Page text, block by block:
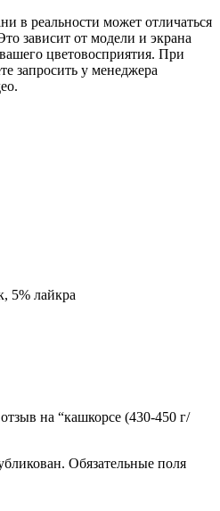
реальности может отличаться
зависит от модели и экрана
цветовосприятия. При
запросить у менеджера
5% лайкра
на “кашкорсе (430-450 г/
Обязательные поля